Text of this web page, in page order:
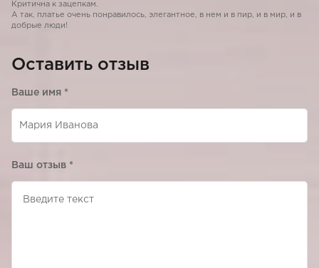
Критична к зацепкам.
А так, платье очень понравилось, элегантное, в нем и в пир, и в мир, и в
добрые люди!
Оставить отзыв
Ваше имя *
Ваш отзыв *